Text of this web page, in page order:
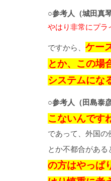
○参考人（城田真琴
やはり非常にプラ
ですから、 ケー
とか、この場
システムにな
○参考人（田島泰彦
こないんです
であって、外国の
とか不都合がある
の方はやっぱ